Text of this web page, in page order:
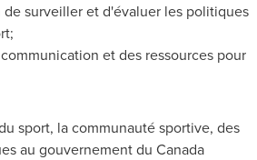
surveiller et d'évaluer les politiques
et des ressources pour
sport, la communauté sportive, des
au gouvernement du Canada